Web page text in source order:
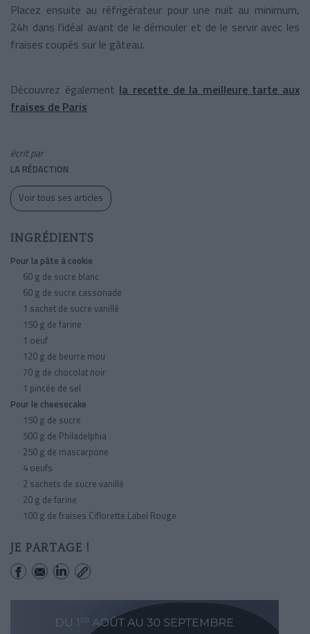
Placez ensuite au réfrigérateur pour une nuit au minimum,
24h dans l’idéal avant de le démouler et de le servir avec les
fraises coupés sur le gâteau.
Découvrez également la recette de la meilleure tarte aux
fraises de Paris
écrit par
LA RÉDACTION
Voir tous ses articles
INGRÉDIENTS
Pour la pâte à cookie
60 g de sucre blanc
60 g de sucre cassonade
1 sachet de sucre vanillé
150 g de farine
1 oeuf
120 g de beurre mou
70 g de chocolat noir
1 pincée de sel
Pour le cheesecake
150 g de sucre
500 g de Philadelphia
250 g de mascarpone
4 oeufs
2 sachets de sucre vanillé
20 g de farine
100 g de fraises Ciflorette Label Rouge
JE PARTAGE !